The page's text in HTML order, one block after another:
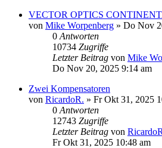
VECTOR OPTICS
von Mike Worpenberg » Do Nov
0 Antworten
10734 Zugriffe
Letzter Beitrag von Mike
Do Nov 20, 2025 9:14 am
Zwei Kompensatoren
von RicardoR. » Fr Okt 31, 2025
0 Antworten
12743 Zugriffe
Letzter Beitrag von
Fr Okt 31, 2025 10:48 am